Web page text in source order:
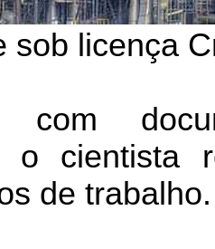
sob licença
com
o cientista
de trabalho.